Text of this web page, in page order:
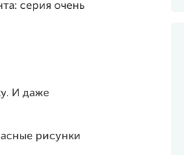
серия очень
И даже
рисунки